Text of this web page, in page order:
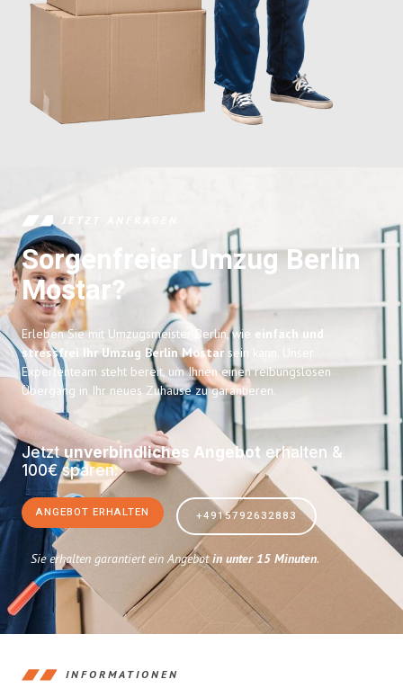
JETZT ANFRAGEN
Sorgenfreier Umzug Berlin
Mostar?
Erleben Sie mit Umzugsmeister Berlin, wie einfach und
stressfrei Ihr Umzug Berlin Mostar sein kann. Unser
Expertenteam steht bereit, um Ihnen einen reibungslosen
Übergang in Ihr neues Zuhause zu garantieren.
Jetztunverbindliches Angebot erhalten &
100€ sparen:
ANGEBOT ERHALTEN +4915792632883
Sie erhalten garantiert ein Angebotin unter 15 Minuten.
INFORMATIONEN